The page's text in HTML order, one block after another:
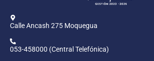
Calle Ancash 275 Moquegua
053-458000 (Central Telefónica)